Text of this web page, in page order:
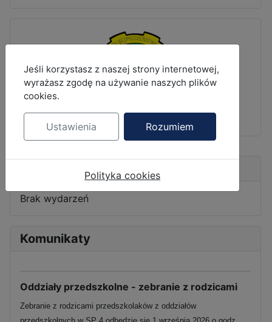
Nadchodzące wydarzenia
Brak wydarzeń
Komunikaty
Oddziały przedszkolne - zebranie z rodzicami
Zebranie z rodzicami przedszkolaków z oddziałów
MOD_JBCOOKIES_LANG_HEADER_DEFAULT
Jeśli korzystasz z naszej strony internetowej,
wyrażasz zgodę na używanie naszych plików
cookies.
Ustawienia Rozumiem
Polityka cookies